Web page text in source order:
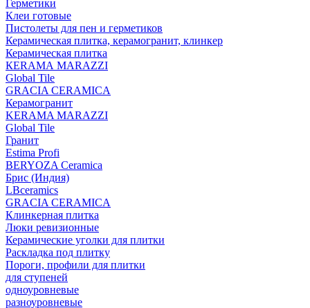
Герметики
Клеи готовые
Пистолеты для пен и герметиков
Керамическая плитка, керамогранит, клинкер
Керамическая плитка
КЕRАМА MARAZZI
Global Tile
GRACIA CERAMICA
Керамогранит
KERAMA MARAZZI
Global Tile
Гранит
Estima Profi
BERYOZA Ceramica
Брис (Индия)
LBceramics
GRACIA CERAMICA
Клинкерная плитка
Люки ревизионные
Керамические уголки для плитки
Раскладка под плитку
Пороги, профили для плитки
для ступеней
одноуровневые
разноуровневые